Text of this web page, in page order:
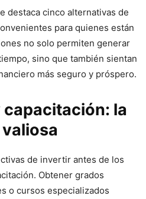
destaca cinco alternativas de
para quienes están
no solo permiten generar
sino que también sientan
más seguro y próspero.
capacitación: la
de invertir antes de los
Obtener grados
o cursos especializados